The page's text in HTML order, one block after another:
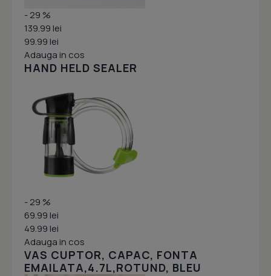
- 29 %
139.99 lei
99.99 lei
Adauga in cos
HAND HELD SEALER
- 29 %
69.99 lei
49.99 lei
Adauga in cos
VAS CUPTOR, CAPAC, FONTA
EMAILATA,4.7L,ROTUND, BLEU